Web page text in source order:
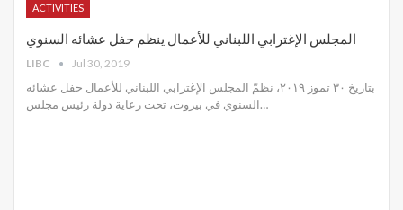
ACTIVITIES
المجلس الإغترابي اللبناني للأعمال ينظم حفل عشائه السنوي
LIBC Jul 30, 2019
بتاريخ ٣٠ تموز ٢٠١٩، نظمّ المجلس الإغترابي اللبناني للأعمال حفل عشائه
السنوي في بيروت، تحت رعاية دولة رئيس مجلس…